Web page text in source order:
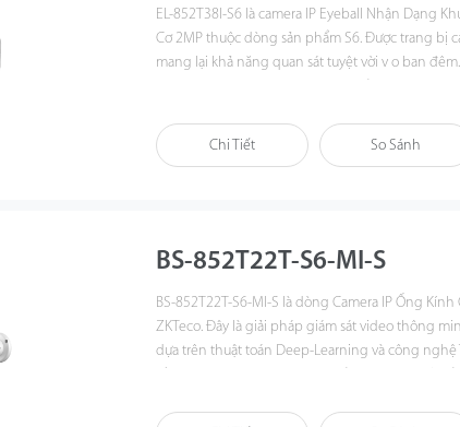
EL-852T38I-S6 là camera IP Eyeball Nhận Dạng
Cơ 2MP thuộc dòng sản phẩm S6. Được trang bị
mang lại khả năng quan sát tuyệt vời v o ban
chất lượng cả trong môi trường trong nhà và
đêm. Với thuật toán nhận diện khuôn mặt tích
Chi Tiết So Sánh
BS-852T22T-S6-MI-S
BS-852T22T-S6-MI-S là dòngCamera IP Ống
ZKTeco. Đây là giải pháp giám sát video thông
dựa trên thuật toán Deep-Learning và công nghệ
BioSense không chỉ có khả năng phát hiện và